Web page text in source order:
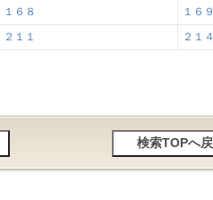
１６８
１６９
２１１ ２１４